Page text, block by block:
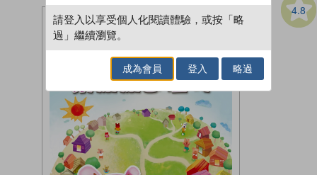
4.8
請登入以享受個人化閱讀體驗，或按「略
過」繼續瀏覽。
成為會員 登入 略過